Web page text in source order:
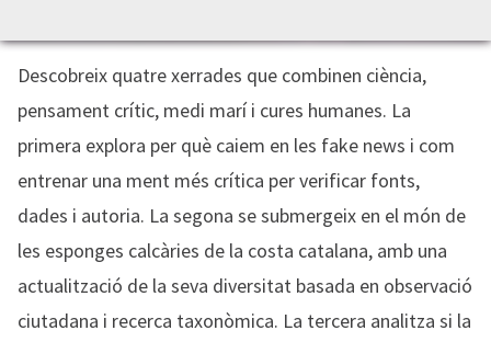
Descobreix quatre xerrades que combinen ciència,
pensament crític, medi marí i cures humanes. La
primera explora per què caiem en les fake news i com
entrenar una ment més crítica per verificar fonts,
dades i autoria. La segona se submergeix en el món de
les esponges calcàries de la costa catalana, amb una
actualització de la seva diversitat basada en observació
ciutadana i recerca taxonòmica. La tercera analitza si la